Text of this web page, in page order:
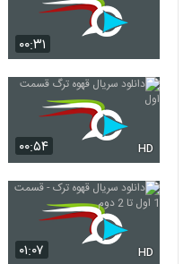
۰۰:۳۱
۰۰:۵۴ HD
۰۱:۰۷ HD